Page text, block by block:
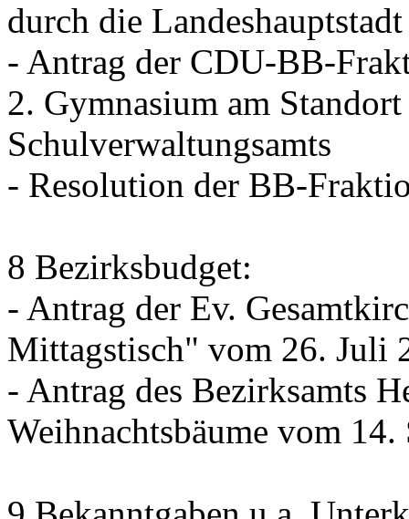
durch die
- Antrag der CDU-BB-
2. Gymnasium am
Schulverwaltungsamts
- Resolution der BB-
8 Bezirksbudget:
- Antrag der Ev.
Mittagstisch" vom 26. Juli
- Antrag des Bezirksamts
Weihnachtsbäume vom 14.